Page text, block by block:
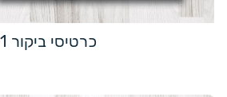
כרטיסי ביקור 1